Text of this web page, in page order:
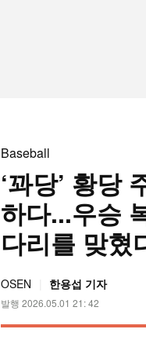
Baseball
‘꽈당’ 황당
하다...우승
다리를 맞혔
OSEN 한용섭 기자
발행 2026.05.01 21: 42